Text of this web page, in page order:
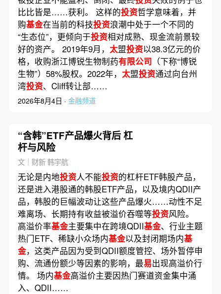
比比皆是……获利。 这样的投资哲学意味着，并
购基金在当前的科技投资浪潮中处于一个不同的
“生态位”，更倾向于投资相对成熟、现金流前景较
好的资产。 2019年9月， 太盟投资以38.3亿元的价
格，收购浙江博锐生物制药有限公司 （下称“博锐
生物”）58%股权。2022年， 太盟投资通过向台州
湾投资、Cliff转让部……
2026年8月4日 · 金融频道
“含韩”ETF产品爆火背后 杠
杆与风险
文｜财新 韩宇航
无论是内地投资人不能投资的杠杆ETF韩股产品，
还是进入港股通的韩股ETF产品，以及境内QDII产
品，韩股的巨幅波动让这些产品爆火……动性不足
难离场、长期持有收益被溢价吞噬等投资风险。
高溢价率基金主要集中在跨境QDII基金、行业主题
热门ETF、稀缺小众场内基金以及封闭期场内基
金，这类产品因为受到QDII额度管控、场外暂停申
购、流通份额少等因素的影响，最易出现高溢价行
情。 场内基金高溢价主要因热门赛道资金集中涌
入、QDII……